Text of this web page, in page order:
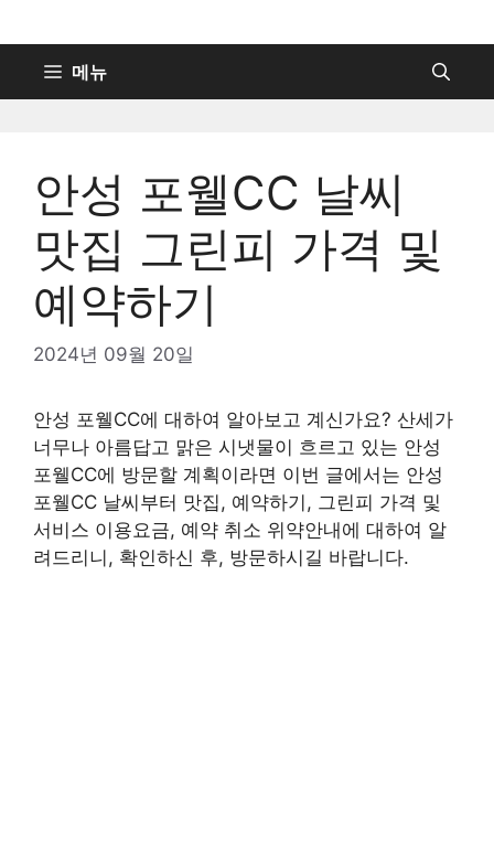
텐
로
메뉴
안성 포웰CC 날씨
맛집 그린피 가격 및
예약하기
2024년 09월 20일
안성 포웰CC에 대하여 알아보고 계신가요? 산세가
너무나 아름답고 맑은 시냇물이 흐르고 있는 안성
포웰CC에 방문할 계획이라면 이번 글에서는 안성
포웰CC 날씨부터 맛집, 예약하기, 그린피 가격 및
서비스 이용요금, 예약 취소 위약안내에 대하여 알
려드리니, 확인하신 후, 방문하시길 바랍니다.